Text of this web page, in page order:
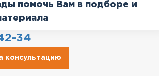
помочь Вам в подборе и
34
консультацию